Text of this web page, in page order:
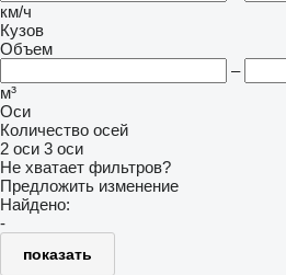
км/ч
Кузов
Объем
–
м³
Оси
Количество осей
2 оси 3 оси
Не хватает фильтров?
Предложить изменение
Найдено:
-
показать